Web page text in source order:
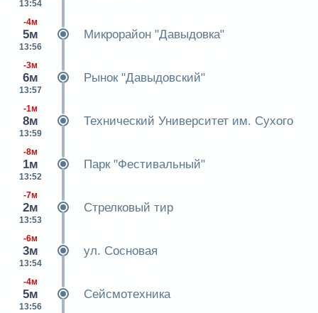
13:54
-4м
5м
13:56
Микрорайон "Давыдовка"
-3м
6м
13:57
Рынок "Давыдовский"
-1м
8м
13:59
Технический Университет им. Сухого
-8м
1м
13:52
Парк "Фестивальный"
-7м
2м
13:53
Стрелковый тир
-6м
3м
13:54
ул. Сосновая
-4м
5м
13:56
Сейсмотехника